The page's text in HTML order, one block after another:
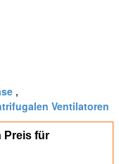
,
Ventilatoren
Preis für